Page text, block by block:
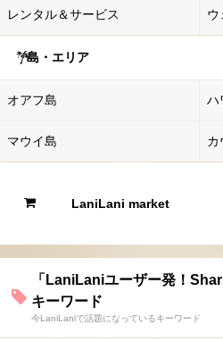
レンタル＆サービス ウ
島・エリア
オアフ島 ハ
マウイ島 カ
LaniLani market
「LaniLaniユーザー発！
キーワード
今LaniLaniで話題になっているキーワード